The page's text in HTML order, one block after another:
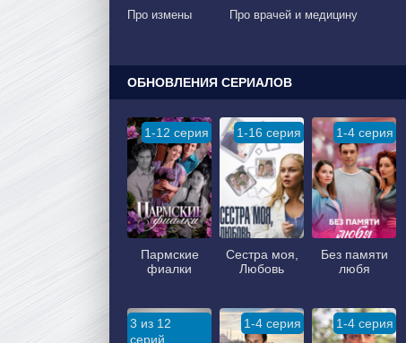
Про измены
Про врачей и медицину
ОБНОВЛЕНИЯ СЕРИАЛОВ
1-12 серия
Пармские
фиалки
1-16 серия
Сестра моя,
Любовь
1-4 серия
Без памяти
любя
3 из 12
серий
1-4 серия 1-4 серия